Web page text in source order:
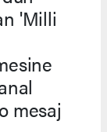
'Milli
mesaj